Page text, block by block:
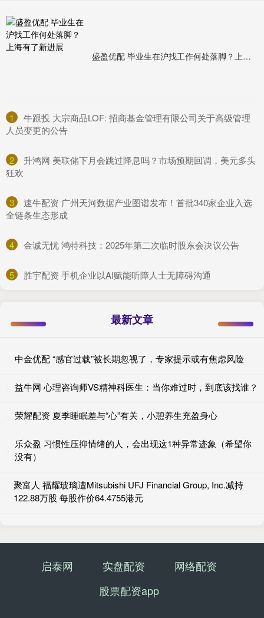
盛盈优配 毕业生在沪找工作何处落脚？上海有了新进展
1
​牛跟投 大宗商品LOF: 招商基金管理有限公司关于高级管理
人员变更的公告
2
​升鸿网 美联储下月会跳过降息吗？市场预期回调，美元多头
狂欢
3
​速牛配资 广州天河数据产业图谱发布！首批340家企业入选
全链条生态形成
4 ​金诚无忧 鸿特科技：2025年第二次临时股东会决议公告
5 ​胜宇配资 手机企业以AI赋能听障人士无障碍沟通
最新文章
中金优配 “感官过载”被长期忽视了，专家提示或有焦虑风险
益牛网 心理咨询师VS精神科医生：当你难过时，到底该找谁？
荣耀配资 夏季睡眠差与“心”有关，小憩养生充盈身心
乐众盈 习惯性压抑情绪的人，会出现这1种异常迹象（希望你
没有）
聚富人 福耀玻璃遭Mitsubishi UFJ Financial Group, Inc.减持
122.88万股 每股作价64.4755港元
启泰网 实盘配资
网络配资
股票配资app